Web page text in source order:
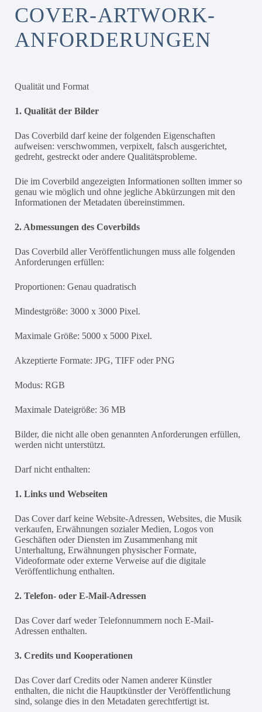
COVER-ARTWORK-
ANFORDERUNGEN
Qualität und Format
1. Qualität der Bilder
Das Coverbild darf keine der folgenden Eigenschaften
aufweisen: verschwommen, verpixelt, falsch ausgerichtet,
gedreht, gestreckt oder andere Qualitätsprobleme.
Die im Coverbild angezeigten Informationen sollten immer so
genau wie möglich und ohne jegliche Abkürzungen mit den
Informationen der Metadaten übereinstimmen.
2. Abmessungen des Coverbilds
Das Coverbild aller Veröffentlichungen muss alle folgenden
Anforderungen erfüllen:
Proportionen: Genau quadratisch
Mindestgröße: 3000 x 3000 Pixel.
Maximale Größe: 5000 x 5000 Pixel.
Akzeptierte Formate: JPG, TIFF oder PNG
Modus: RGB
Maximale Dateigröße: 36 MB
Bilder, die nicht alle oben genannten Anforderungen erfüllen,
werden nicht unterstützt.
Darf nicht enthalten:
1. Links und Webseiten
Das Cover darf keine Website-Adressen, Websites, die Musik
verkaufen, Erwähnungen sozialer Medien, Logos von
Geschäften oder Diensten im Zusammenhang mit
Unterhaltung, Erwähnungen physischer Formate,
Videoformate oder externe Verweise auf die digitale
Veröffentlichung enthalten.
2. Telefon- oder E-Mail-Adressen
Das Cover darf weder Telefonnummern noch E-Mail-
Adressen enthalten.
3. Credits und Kooperationen
Das Cover darf Credits oder Namen anderer Künstler
enthalten, die nicht die Hauptkünstler der Veröffentlichung
sind, solange dies in den Metadaten gerechtfertigt ist.